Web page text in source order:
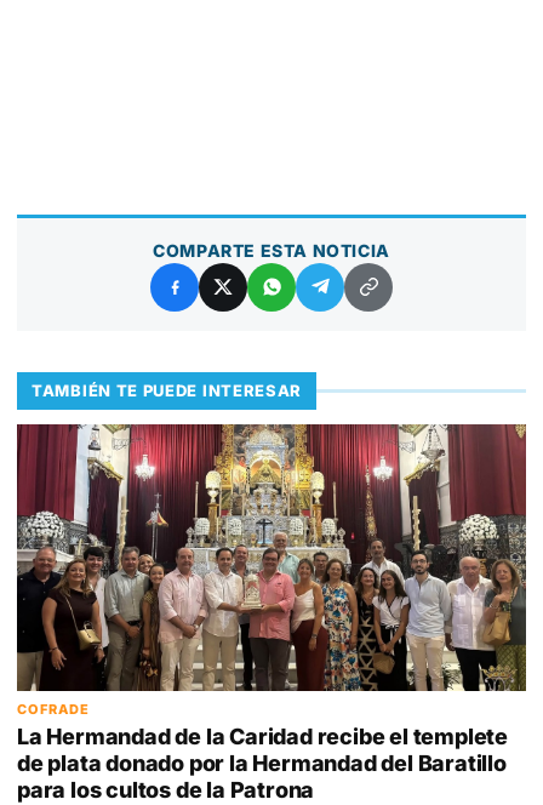
COMPARTE ESTA NOTICIA
TAMBIÉN TE PUEDE INTERESAR
COFRADE
La Hermandad de la Caridad recibe el templete
de plata donado por la Hermandad del Baratillo
para los cultos de la Patrona